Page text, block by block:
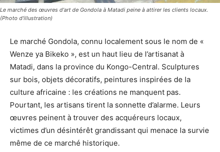
Le marché des œuvres d'art de Gondola à Matadi peine à attirer les clients locaux.
(Photo d'illustration)
Le marché Gondola, connu localement sous le nom de «
Wenze ya Bikeko », est un haut lieu de l’artisanat à
Matadi, dans la province du Kongo-Central. Sculptures
sur bois, objets décoratifs, peintures inspirées de la
culture africaine : les créations ne manquent pas.
Pourtant, les artisans tirent la sonnette d’alarme. Leurs
œuvres peinent à trouver des acquéreurs locaux,
victimes d’un désintérêt grandissant qui menace la survie
même de ce marché historique.